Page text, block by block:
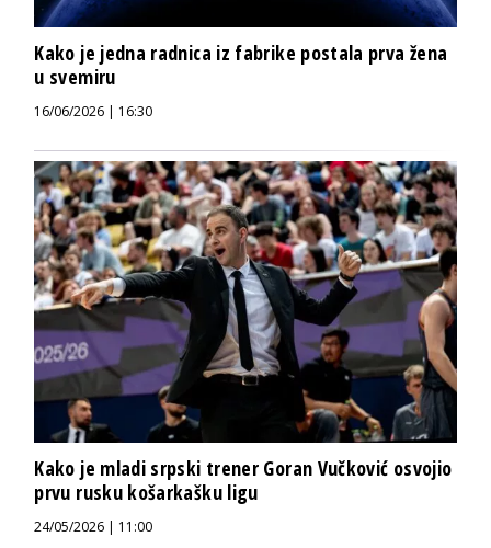
Kako je jedna radnica iz fabrike postala prva žena
u svemiru
16/06/2026 | 16:30
Kako je mladi srpski trener Goran Vučković osvojio
prvu rusku košarkašku ligu
24/05/2026 | 11:00